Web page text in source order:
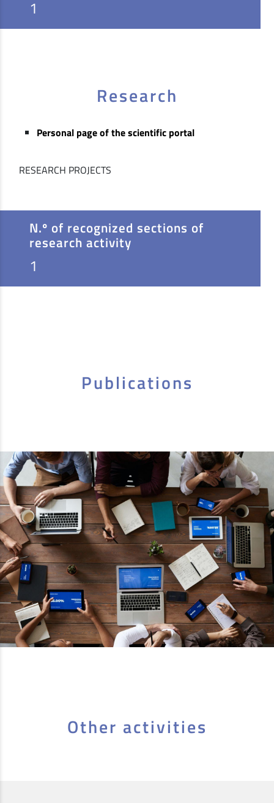
1
Research
Personal page of the scientific portal
RESEARCH PROJECTS
N.º of recognized sections of
research activity
1
Publications
Other activities